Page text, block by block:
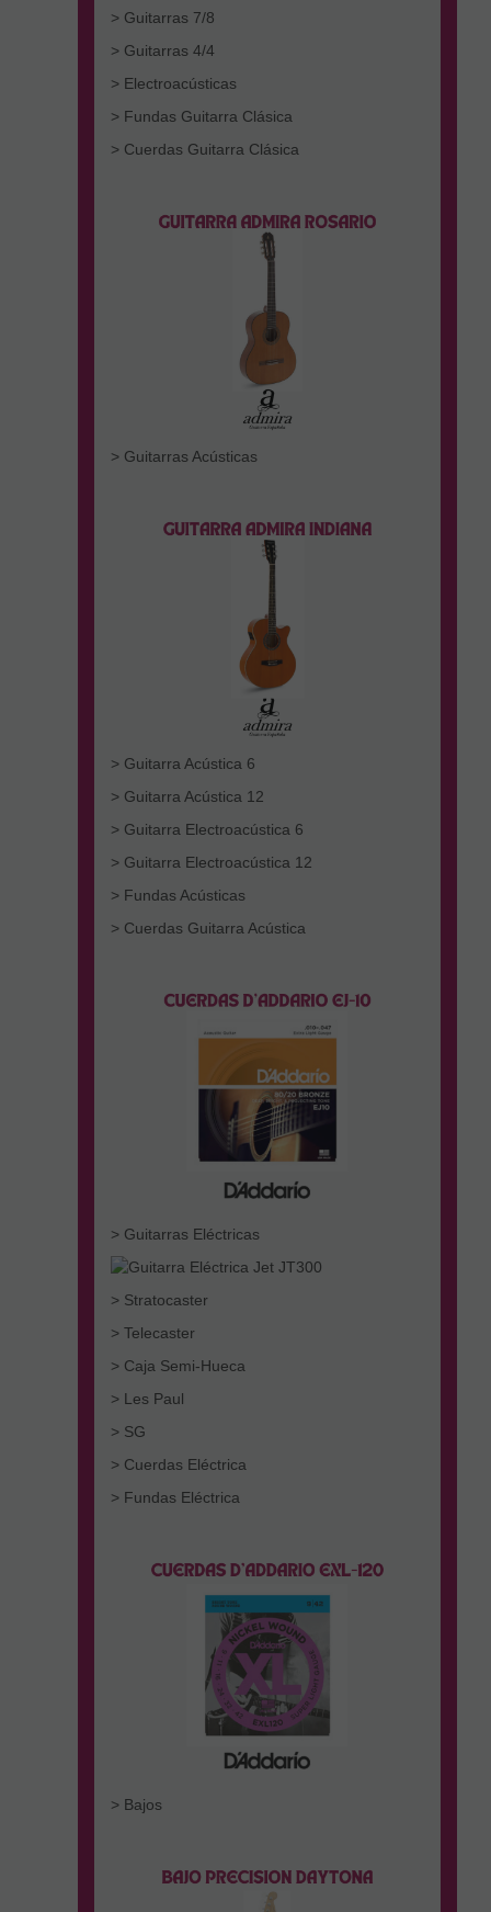
> Guitarras 7/8
> Guitarras 4/4
> Electroacústicas
> Fundas Guitarra Clásica
> Cuerdas Guitarra Clásica
> Guitarras Acústicas
> Guitarra Acústica 6
> Guitarra Acústica 12
> Guitarra Electroacústica 6
> Guitarra Electroacústica 12
> Fundas Acústicas
> Cuerdas Guitarra Acústica
> Guitarras Eléctricas
> Stratocaster
> Telecaster
> Caja Semi-Hueca
> Les Paul
> SG
> Cuerdas Eléctrica
> Fundas Eléctrica
> Bajos